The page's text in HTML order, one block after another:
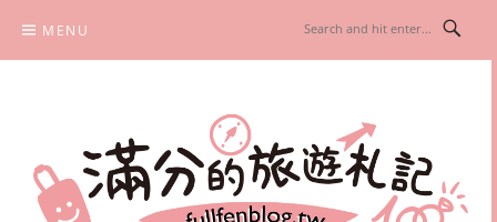
content
MENU